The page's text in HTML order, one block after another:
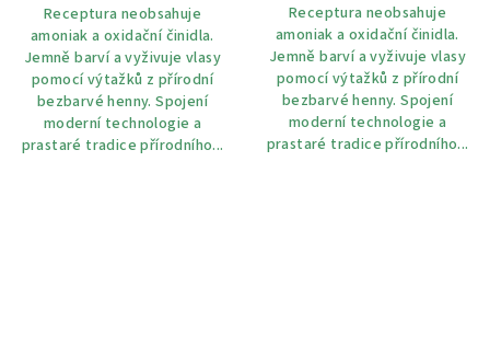
Receptura neobsahuje
amoniak a oxidační činidla.
Jemně barví a vyživuje vlasy
pomocí výtažků z přírodní
bezbarvé henny. Spojení
moderní technologie a
prastaré tradice přírodního...
Receptura neobsahuje
amoniak a oxidační činidla.
Jemně barví a vyživuje vlasy
pomocí výtažků z přírodní
bezbarvé henny. Spojení
moderní technologie a
prastaré tradice přírodního...